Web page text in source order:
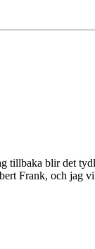
blir det
Frank, och jag